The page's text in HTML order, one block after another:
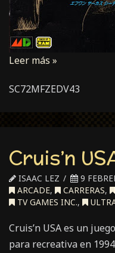
Leer más »
SC72MFZEDV43
Cruis’n
ISAAC LEZ
9
ARCADE, CARRERAS,
TV GAMES INC.,
Cruis’n USA es un
para recreativa en